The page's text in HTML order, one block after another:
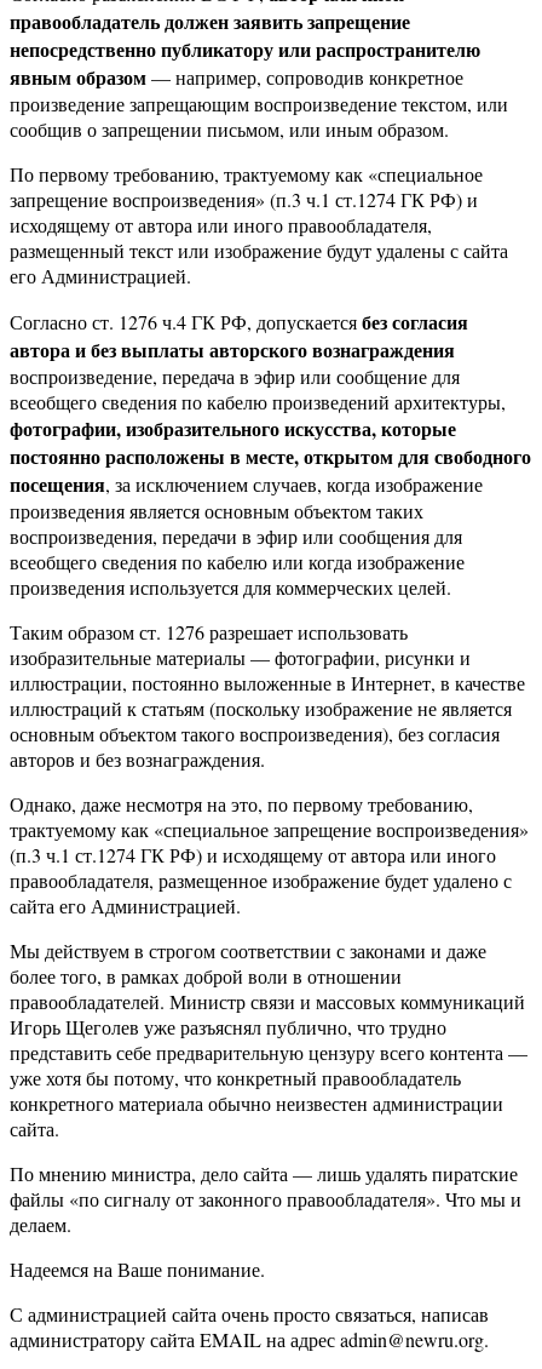
правообладатель должен заявить запрещение
непосредственно публикатору или распространителю
явным образом— например, сопроводив конкретное
произведение запрещающим воспроизведение текстом, или
сообщив о запрещении письмом, или иным образом.
По первому требованию, трактуемому как «специальное
запрещение воспроизведения» (п.3 ч.1 ст.1274 ГК РФ) и
исходящему от автора или иного правообладателя,
размещенный текст или изображение будут удалены с сайта
его Администрацией.
Согласно ст. 1276 ч.4 ГК РФ, допускаетсябез согласия
автора и без выплаты авторского вознаграждения
воспроизведение, передача в эфир или сообщение для
всеобщего сведения по кабелю произведений архитектуры,
фотографии, изобразительного искусства, которые
постоянно расположены в месте, открытом для свободного
посещения, за исключением случаев, когда изображение
произведения является основным объектом таких
воспроизведения, передачи в эфир или сообщения для
всеобщего сведения по кабелю или когда изображение
произведения используется для коммерческих целей.
Таким образом ст. 1276 разрешает использовать
изобразительные материалы — фотографии, рисунки и
иллюстрации, постоянно выложенные в Интернет, в качестве
иллюстраций к статьям (поскольку изображение не является
основным объектом такого воспроизведения), без согласия
авторов и без вознаграждения.
Однако, даже несмотря на это, по первому требованию,
трактуемому как «специальное запрещение воспроизведения»
(п.3 ч.1 ст.1274 ГК РФ) и исходящему от автора или иного
правообладателя, размещенное изображение будет удалено с
сайта его Администрацией.
Мы действуем в строгом соответствии с законами и даже
более того, в рамках доброй воли в отношении
правообладателей. Министр связи и массовых коммуникаций
Игорь Щеголев уже разъяснял публично, что трудно
представить себе предварительную цензуру всего контента —
уже хотя бы потому, что конкретный правообладатель
конкретного материала обычно неизвестен администрации
сайта.
По мнению министра, дело сайта — лишь удалять пиратские
файлы «по сигналу от законного правообладателя». Что мы и
делаем.
Надеемся на Ваше понимание.
С администрацией сайта очень просто связаться, написав
администратору сайта EMAIL на адрес admin@newru.org.